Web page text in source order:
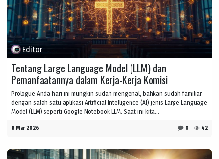
Editor
Tentang Large Language Model (LLM) dan
Pemanfaatannya dalam Kerja-Kerja Komisi
Prologue Anda hari ini mungkin sudah mengenal, bahkan sudah familiar
dengan salah satu aplikasi Artificial Intelligence (AI) jenis Large Language
Model (LLM) seperti Google Notebook LLM. Saat ini kita...
8 Mar 2026 0 42